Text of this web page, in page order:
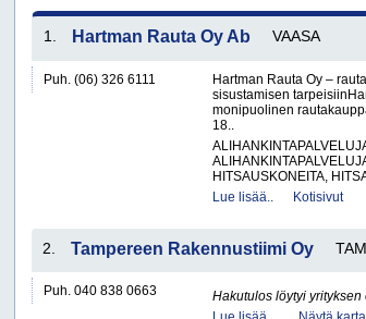
1. Hartman Rauta Oy Ab VAASA
Puh. (06) 326 6111
Hartman Rauta Oy –
sisustamisen
monipuolinen
18..
HITSAUSKONEITA,
Lue lisää..
Kotisivut
2. Tampereen Rakennustiimi Oy
Puh. 040 838 0663
Hakutulos löytyi